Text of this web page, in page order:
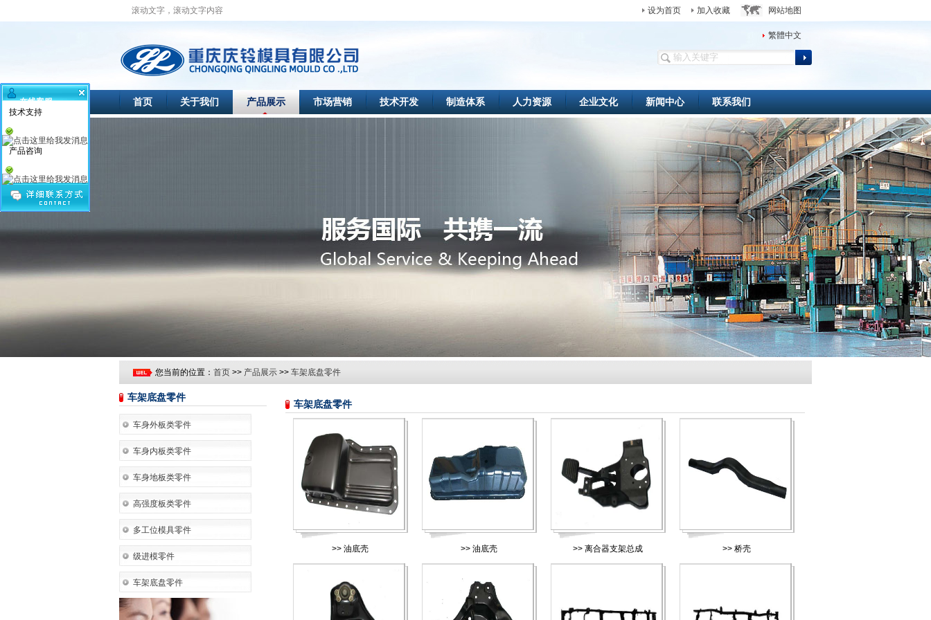
滚动文字，滚动文字内容 设为首页 加入收藏 网站地图
繁體中文
首页 关于我们 产品展示 市场营销 技术开发 制造体系 人力资源 企业文化 新闻中心 联系我们
您当前的位置： 首页 >> 产品展示 >> 车架底盘零件
车架底盘零件
车身外板类零件
车身内板类零件
车身地板类零件
高强度板类零件
多工位模具零件
级进模零件
车架底盘零件
车架底盘零件
>> 油底壳 >> 油底壳 >> 离合器支架总成 >> 桥壳
在线客服
技术支持
产品咨询